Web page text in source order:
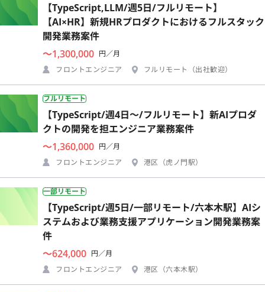
【TypeScript,LLM/週5日/フルリモート】
【AI×HR】新規HRプロダクトにおけるフルスタック
開発業務案件
〜1,300,000 円／月
フロントエンジニア
フルリモート（出社歓迎）
フルリモート
【TypeScript/週4日〜/フルリモート】新AIプロダ
クトの開発を担エンジニア業務案件
〜1,360,000 円／月
フロントエンジニア
港区（虎ノ門駅）
一部リモート
【TypeScript/週5日/一部リモート/六本木駅】AIシ
ステムおよび業務支援アプリケーション開発業務案
件
〜624,000 円／月
フロントエンジニア
港区（六本木駅）